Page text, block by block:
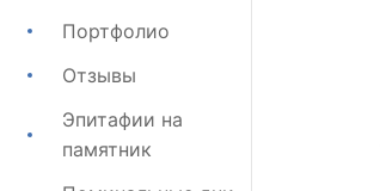
Портфолио
Отзывы
Эпитафии на
памятник